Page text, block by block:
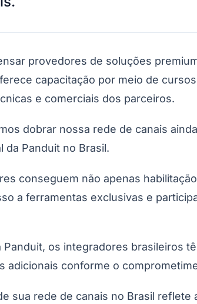
Cotia Pirapora do Bom Jesus Araçariguama
provedores de soluções
capacitação por meio de
e comerciais dos parceiros.
dobrar nossa rede de canais
Panduit no Brasil.
conseguem não apenas
a ferramentas exclusivas e
os integradores brasileiros
adicionais conforme o
sua rede de canais no Brasil